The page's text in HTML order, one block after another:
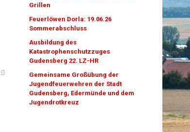
Grillen
Feuerlöwen Dorla: 19.06.26
Sommerabschluss
Ausbildung des
Katastrophenschutzzuges
Gudensberg 22. LZ-HR
Gemeinsame Großübung der
Jugendfeuerwehren der Stadt
Gudensberg, Edermünde und dem
Jugendrotkreuz